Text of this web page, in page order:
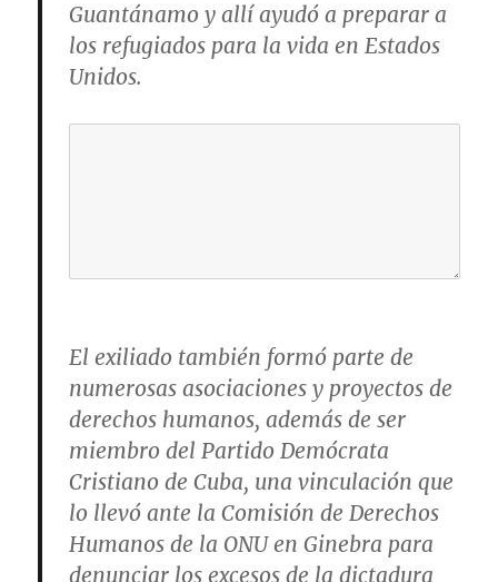
Guantánamo y allí ayudó a preparar a
los refugiados para la vida en Estados
Unidos.
El exiliado también formó parte de
numerosas asociaciones y proyectos de
derechos humanos, además de ser
miembro del Partido Demócrata
Cristiano de Cuba, una vinculación que
lo llevó ante la Comisión de Derechos
Humanos de la ONU en Ginebra para
denunciar los excesos de la dictadura